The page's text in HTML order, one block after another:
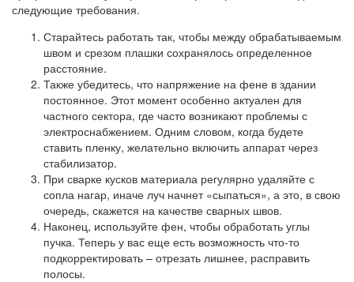
следующие требования.
Старайтесь работать так, чтобы между обрабатываемым
швом и срезом плашки сохранялось определенное
расстояние.
Также убедитесь, что напряжение на фене в здании
постоянное. Этот момент особенно актуален для
частного сектора, где часто возникают проблемы с
электроснабжением. Одним словом, когда будете
ставить пленку, желательно включить аппарат через
стабилизатор.
При сварке кусков материала регулярно удаляйте с
сопла нагар, иначе луч начнет «сыпаться», а это, в свою
очередь, скажется на качестве сварных швов.
Наконец, используйте фен, чтобы обработать углы
пучка. Теперь у вас еще есть возможность что-то
подкорректировать – отрезать лишнее, расправить
полосы.